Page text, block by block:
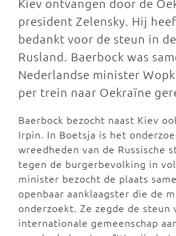
Kiev ontvangen door de
president Zelensky. Hij
bedankt voor de steun in
Rusland. Baerbock was
Nederlandse minister
per trein naar Oekraïne
Baerbock bezocht naast Kiev
Irpin. In Boetsja is het
wreedheden van de Russische
tegen de burgerbevolking in
minister bezocht de plaats
openbaar aanklaagster die de
onderzoekt. Ze zegde de steun
internationale gemeenschap